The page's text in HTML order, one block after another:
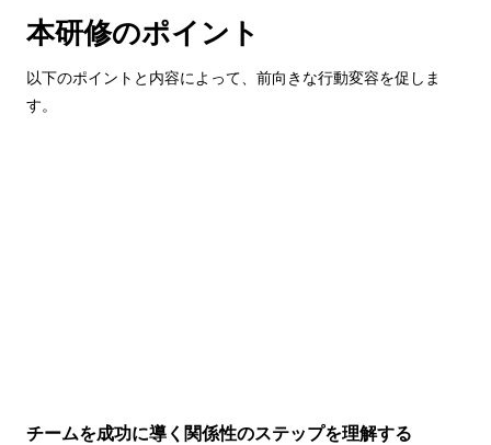
本研修のポイント
以下のポイントと内容によって、前向きな行動変容を促しま
す。
チームを成功に導く関係性のステップを理解する